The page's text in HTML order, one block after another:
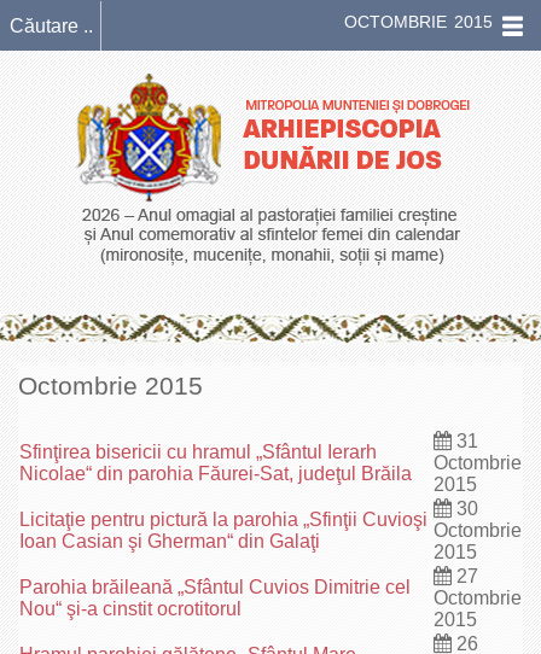
OCTOMBRIE 2015
Octombrie 2015
Sfinţirea bisericii cu hramul „Sfântul Ierarh
Nicolae“ din parohia Făurei-Sat, judeţul Brăila
31
Octombrie
2015
Licitaţie pentru pictură la parohia „Sfinţii Cuvioşi
Ioan Casian şi Gherman“ din Galaţi
30
Octombrie
2015
Parohia brăileană „Sfântul Cuvios Dimitrie cel
Nou“ şi-a cinstit ocrotitorul
27
Octombrie
2015
26